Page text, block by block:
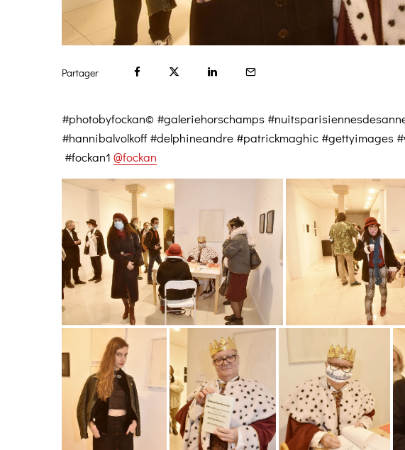
Partager
#photobyfockan© #galeriehorschamps
#hannibalvolkoff #delphineandre #patrickmaghic #gettyimages
#fockan1 @fockan